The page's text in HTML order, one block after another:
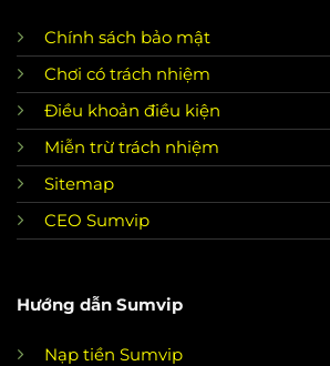
Chính sách bảo mật
Chơi có trách nhiệm
Điều khoản điều kiện
Miễn trừ trách nhiệm
Sitemap
CEO Sumvip
Hướng dẫn Sumvip
Nạp tiền Sumvip